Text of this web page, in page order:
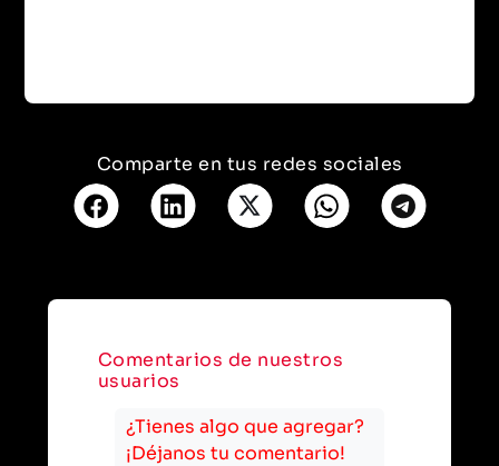
Comparte en tus redes sociales
Comentarios de nuestros
usuarios
¿Tienes algo que agregar?
¡Déjanos tu comentario!